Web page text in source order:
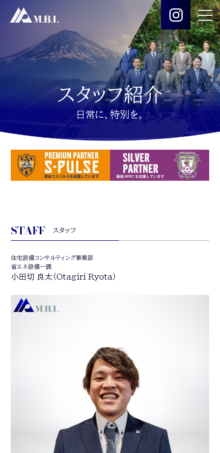
スタッフ紹介
日常に、特別を。
STAFF スタッフ
住宅設備コンサルティング事業部
省エネ設備一課
小田切 良太（Otagiri Ryota ）